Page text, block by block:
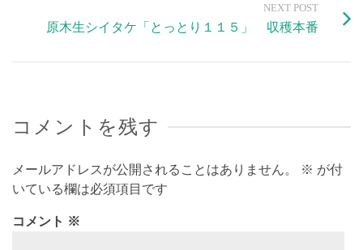
NEXT POST
原木生シイタケ「とっとり１１５」 収穫本番
コメントを残す
メールアドレスが公開されることはありません。 ※ が付
いている欄は必須項目です
コメント ※